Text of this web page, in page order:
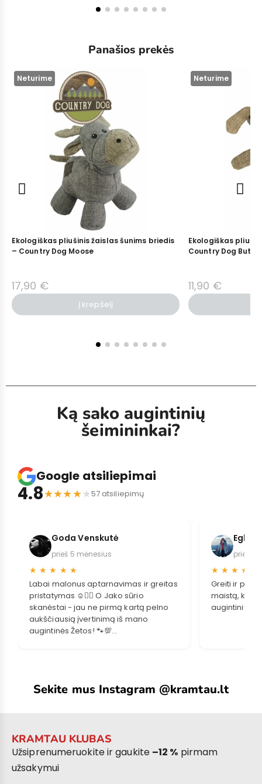
Panašios prekės
Neturime
Ekologiškas pliušinis žaislas šunims briedis
– Country Dog Moose
17,90 €
Į krepšelį
Neturime
Ekologiškas
Country Dog
11,90 €
Ką sako augintinių
šeimininkai?
Google atsiliepimai
4.8★★★★★57 atsiliepimų
Goda Venskutė
prieš 5 mėnesius
★ ★ ★ ★ ★
Labai malonus aptarnavimas ir greitas
pristatymas ☺️👌🏻 O Jako sūrio
skanėstai - jau ne pirmą kartą pelno
aukščiausią įvertinimą iš mano
augintinės Žetos! 🐾💯
Eglė S
prieš 2
★ ★ ★ ★
Greiti ir
maistą, kuris
augintiniui.
Sekite mus Instagram @kramtau.lt
KRAMTAU KLUBAS
Užsiprenumeruokite ir gaukite –12 % pirmam
užsakymui